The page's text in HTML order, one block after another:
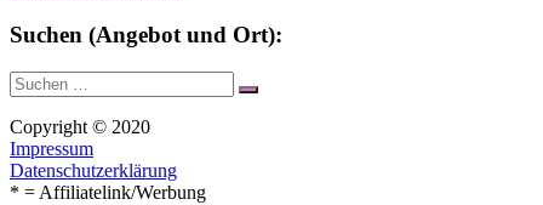
Suchen (Angebot und Ort):
Suche
nach:
Suchen
Copyright © 2020
Impressum
Datenschutzerklärung
* = Affiliatelink/Werbung